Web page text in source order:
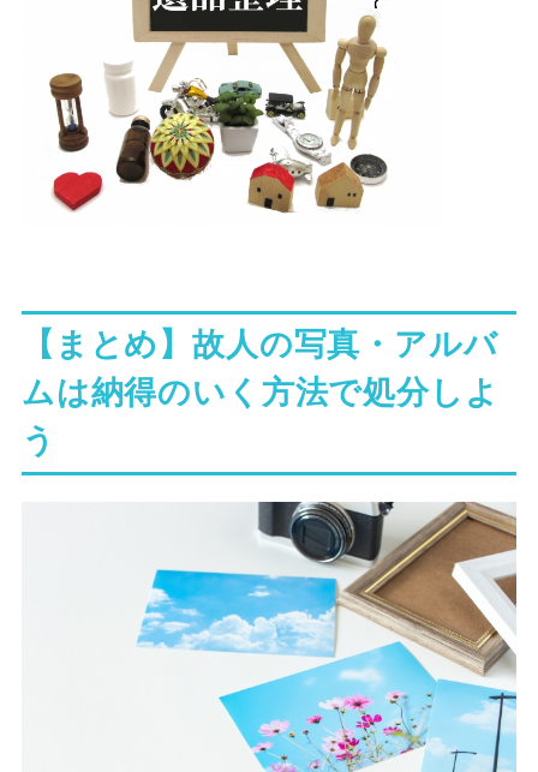
【まとめ】故人の写真・アルバ
ムは納得のいく方法で処分しよ
う